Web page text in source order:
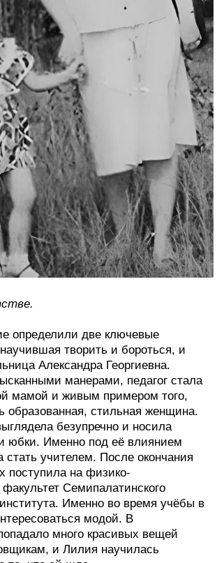
определили две ключевые
творить и бороться, и
Александра Георгиевна.
манерами, педагог стала
мамой и живым примером того,
образованная, стильная женщина.
безупречно и носила
юбки. Именно под её влиянием
стать учителем. После окончания
поступила на физико-
Семипалатинского
института. Именно во время учёбы в
модой. В
много красивых вещей
и Лилия научилась